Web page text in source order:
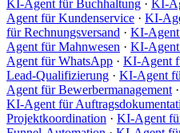
KI-Agent für Buchhaltung · KI-
Agent für Kundenservice · KI-
für Rechnungsversand · KI-Agent
Agent für Mahnwesen · KI-
Agent für WhatsApp · KI-Agent
Lead-Qualifizierung · KI-Agent
Agent für Bewerbermanagement ·
KI-Agent für
Projektkoordination · KI-Agent